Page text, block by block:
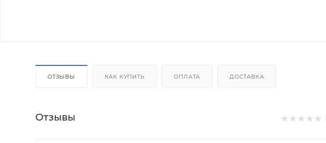
ОТЗЫВЫ КАК КУПИТЬ ОПЛАТА ДОСТАВКА
Отзывы